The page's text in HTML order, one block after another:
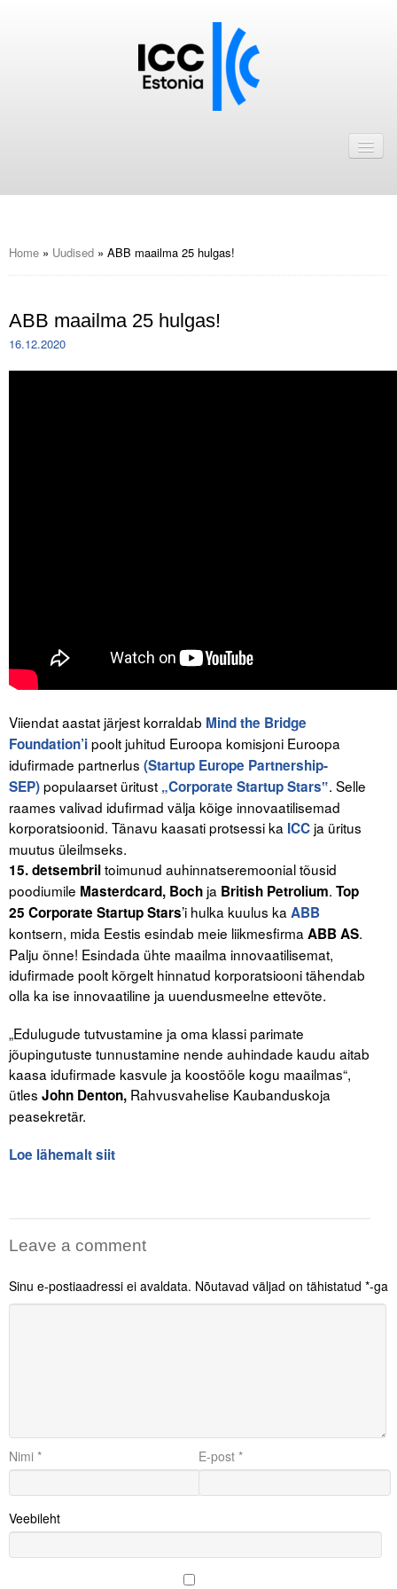
ICC Eesti liikmebaas
Astu ICC Eesti liikmeks!
Digiraamatukogu
Juhendid ja väljaanded
Videod
Kontakt
Liitu meililistiga
Oskusteave
Incoterms® 2020
Abimaterjalid
Projektid
Home » Uudised » ABB maailma 25 hulgas!
ABB maailma 25 hulgas!
16.12.2020
Viiendat aastat järjest korraldab Mind the Bridge
Foundation’ipoolt juhitud Euroopa komisjoni Euroopa
idufirmade partnerlus (Startup Europe Partnership-
SEP)populaarset üritust „Corporate Startup Stars‟. Selle
raames valivad idufirmad välja kõige innovaatilisemad
korporatsioonid. Tänavu kaasati protsessi ka ICC ja üritus
muutus üleilmseks.
15. detsembriltoimunud auhinnatseremoonial tõusid
poodiumile Masterdcard, Boch ja British Petrolium. Top
25 Corporate Startup Stars’i hulka kuulus ka ABB
kontsern, mida Eestis esindab meie liikmesfirma ABB AS.
Palju õnne! Esindada ühte maailma innovaatilisemat,
idufirmade poolt kõrgelt hinnatud korporatsiooni tähendab
olla ka ise innovaatiline ja uuendusmeelne ettevõte.
„Edulugude tutvustamine ja oma klassi parimate
jõupingutuste tunnustamine nende auhindade kaudu aitab
kaasa idufirmade kasvule ja koostööle kogu maailmas“,
ütles John Denton, Rahvusvahelise Kaubanduskoja
peasekretär.
Loe lähemalt siit
Leave a comment
Sinu e-postiaadressi ei avaldata. Nõutavad väljad on tähistatud *-ga
Nimi * E-post *
Veebileht